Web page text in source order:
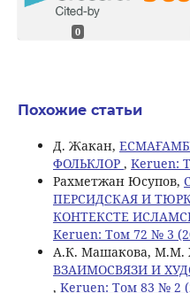
0
Похожие статьи
Д. Жакан,
ФОЛЬКЛОР , Keruen:
Рахметжан Юсупов,
ПЕРСИДСКАЯ И
КОНТЕКСТЕ
Keruen: Том 72 № 3
A.К. Машакова, M.M.
ВЗАИМОСВЯЗИ И
, Keruen: Том 83 № 2